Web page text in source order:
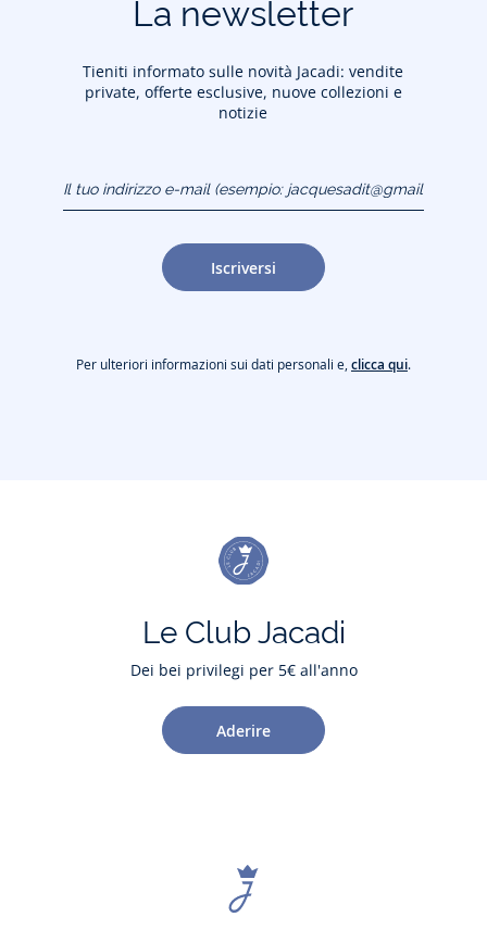
La newsletter
Tieniti informato sulle novità Jacadi: vendite
private, offerte esclusive, nuove collezioni e
notizie
(esempio:
jacquesadit@gmail.com)
Iscriversi
Per ulteriori informazioni sui dati personali e,clicca qui.
Le Club Jacadi
Dei bei privilegi per 5€ all'anno
Aderire